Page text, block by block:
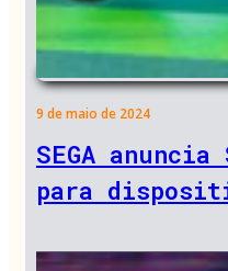
9 de maio de 2024
SEGA
para